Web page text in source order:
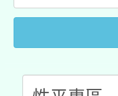
接種對
接種之
月28日